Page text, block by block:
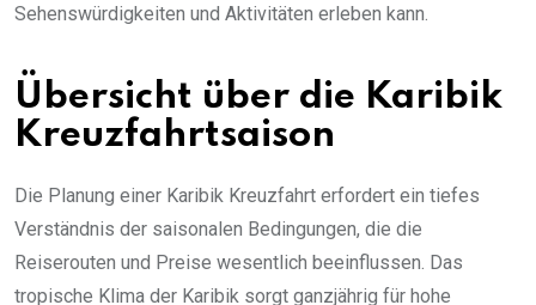
Sehenswürdigkeiten und Aktivitäten erleben kann.
Übersicht über die Karibik
Kreuzfahrtsaison
Die Planung einer Karibik Kreuzfahrt erfordert ein tiefes
Verständnis der saisonalen Bedingungen, die die
Reiserouten und Preise wesentlich beeinflussen. Das
tropische Klima der Karibik sorgt ganzjährig für hohe